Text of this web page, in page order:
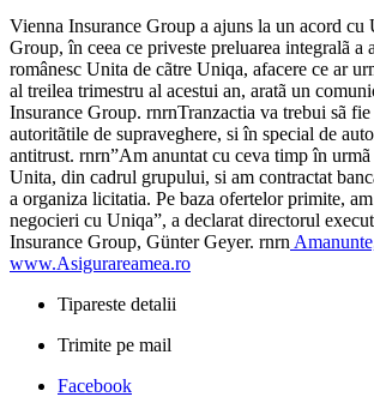
Vienna Insurance Group a ajuns la un acord cu
Group, în ceea ce priveste preluarea integralã a
românesc Unita de cãtre Uniqa, afacere ce ar
al treilea trimestru al acestui an, aratã un
Insurance Group. rnrnTranzactia va trebui sã fie
autoritãtile de supraveghere, si în special de
antitrust. rnrn”Am anuntat cu ceva timp în
Unita, din cadrul grupului, si am contractat
a organiza licitatia. Pe baza ofertelor primite,
negocieri cu Uniqa”, a declarat directorul
Insurance Group, Günter Geyer. rnrn
www.Asigurareamea.ro
Tipareste detalii
Trimite pe mail
Facebook